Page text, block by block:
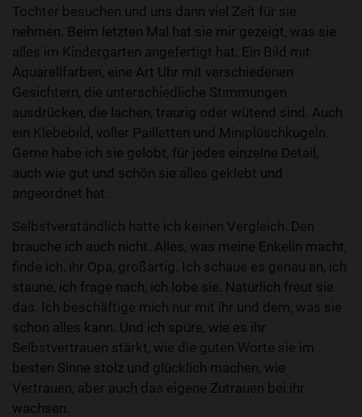
Tochter besuchen und uns dann viel Zeit für sie
nehmen. Beim letzten Mal hat sie mir gezeigt, was sie
alles im Kindergarten angefertigt hat. Ein Bild mit
Aquarellfarben, eine Art Uhr mit verschiedenen
Gesichtern, die unterschiedliche Stimmungen
ausdrücken, die lachen, traurig oder wütend sind. Auch
ein Klebebild, voller Pailletten und Miniplüschkugeln.
Gerne habe ich sie gelobt, für jedes einzelne Detail,
auch wie gut und schön sie alles geklebt und
angeordnet hat.
Selbstverständlich hatte ich keinen Vergleich. Den
brauche ich auch nicht. Alles, was meine Enkelin macht,
finde ich, ihr Opa, großartig. Ich schaue es genau an, ich
staune, ich frage nach, ich lobe sie. Natürlich freut sie
das. Ich beschäftige mich nur mit ihr und dem, was sie
schon alles kann. Und ich spüre, wie es ihr
Selbstvertrauen stärkt, wie die guten Worte sie im
besten Sinne stolz und glücklich machen, wie
Vertrauen, aber auch das eigene Zutrauen bei ihr
wachsen.